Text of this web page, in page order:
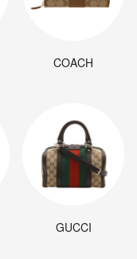
COACH
GUCCI